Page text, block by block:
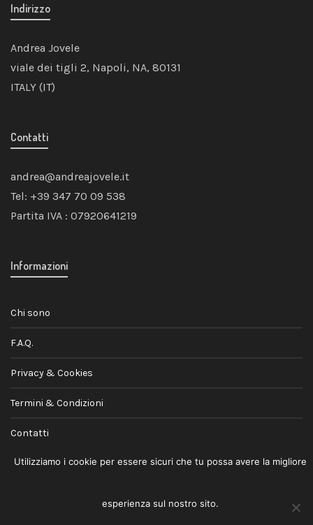
Indirizzo
Andrea Jovele
viale dei tigli 2, Napoli, NA, 80131
ITALY (IT)
Contatti
andrea@andreajovele.it
Tel: +39 347 70 09 538
Partita IVA : 07920641219
Informazioni
Chi sono
F.A.Q.
Privacy & Cookies
Termini & Condizioni
Contatti
© 2026Andrea Jovele· Lifestyle
Utilizziamo i cookie per essere sicuri che tu possa avere la migliore
esperienza sul nostro sito.